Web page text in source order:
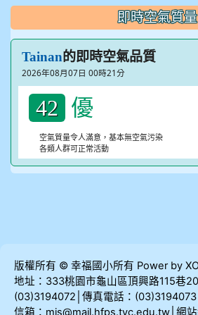
即時空氣質量
Tainan的即時空氣品質
2026年08月07日 00時21分
42 優
空氣質量令人滿意，基本無空氣污染
各類人群可正常活動
版權所有 © 幸福國小所有 Power by
地址：333桃園市龜山區頂興路115巷
(03)3194072│傳真電話：(03)3194073│
信箱：mis@mail.hfps.tyc.edu.tw│網站